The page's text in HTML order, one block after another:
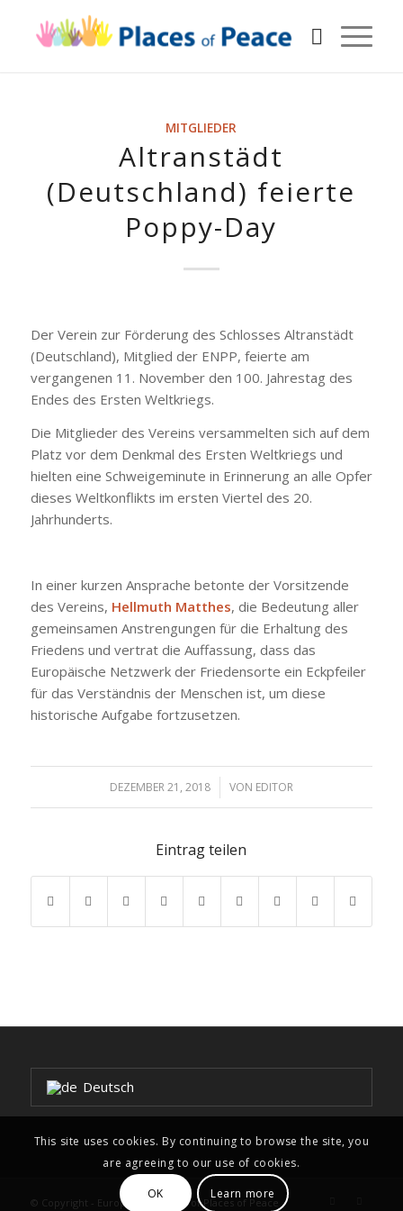
MITGLIEDER
Altranstädt
(Deutschland) feierte
Poppy-Day
Der Verein zur Förderung des Schlosses Altranstädt
(Deutschland), Mitglied der ENPP, feierte am
vergangenen 11. November den 100. Jahrestag des
Endes des Ersten Weltkriegs.
Die Mitglieder des Vereins versammelten sich auf dem
Platz vor dem Denkmal des Ersten Weltkriegs und
hielten eine Schweigeminute in Erinnerung an alle Opfer
dieses Weltkonflikts im ersten Viertel des 20.
Jahrhunderts.
In einer kurzen Ansprache betonte der Vorsitzende
des Vereins, Hellmuth Matthes, die Bedeutung aller
gemeinsamen Anstrengungen für die Erhaltung des
Friedens und vertrat die Auffassung, dass das
Europäische Netzwerk der Friedensorte ein Eckpfeiler
für das Verständnis der Menschen ist, um diese
historische Aufgabe fortzusetzen.
DEZEMBER 21, 2018
/ VON EDITOR
Eintrag teilen
Deutsch
© Copyright - European Network of Places of Peace
This site uses cookies. By continuing to browse the site, you
are agreeing to our use of cookies.
OK
Learn more